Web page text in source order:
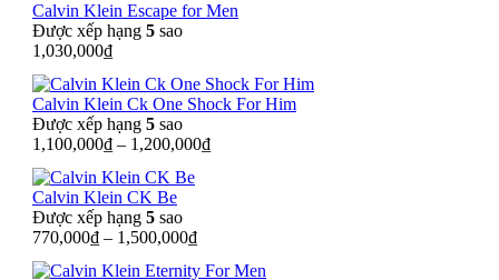
Calvin Klein Escape for Men
Được xếp hạng 5 sao
1,030,000₫
Calvin Klein Ck One Shock For Him
Được xếp hạng 5 sao
1,100,000₫ – 1,200,000₫
Calvin Klein CK Be
Được xếp hạng 5 sao
770,000₫ – 1,500,000₫